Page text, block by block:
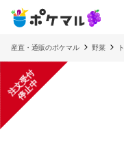
産直・通販のポケマル 野菜
注
文
受
付
停
止
中